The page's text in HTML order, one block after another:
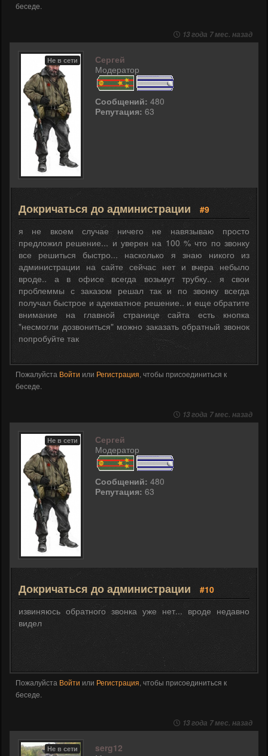
беседе.
13 года 7 мес. назад
Не в сети
Сергей
Модератор
Сообщений: 480
Репутация: 63
Докричаться до администрации
#9
я не вкоем случае ничего не навязываю просто
предложил решение... и уверен на 100 % что по звонку
все решиться быстро... насколько я знаю никого из
администрации на сайте сейчас нет и вчера небыло
вроде.. а в офисе всегда возьмут трубку.. я свои
проблеммы с заказом решал так и по звонку всегда
получал быстрое и адекватное решение.. и еще обратите
внимание на главной странице сайта есть кнопка
"несмогли дозвониться" можно заказать обратный звонок
попробуйте так
Пожалуйста Войти или Регистрация, чтобы присоединиться к
беседе.
13 года 7 мес. назад
Не в сети
Сергей
Модератор
Сообщений: 480
Репутация: 63
Докричаться до администрации
#10
извиняюсь обратного звонка уже нет... вроде недавно
видел
Пожалуйста Войти или Регистрация, чтобы присоединиться к
беседе.
13 года 7 мес. назад
Не в сети
serg12